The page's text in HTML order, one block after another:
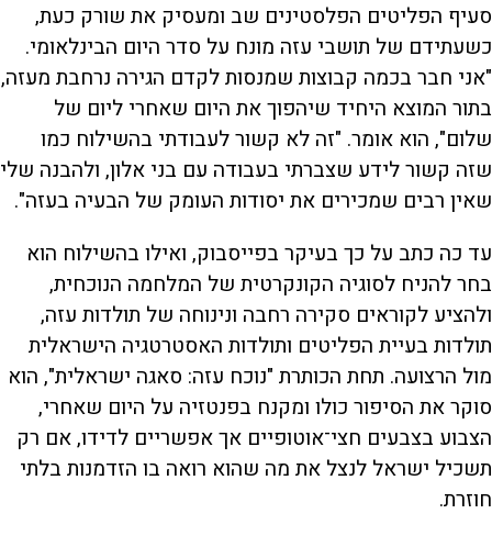
סעיף הפליטים הפלסטינים שב ומעסיק את שורק כעת,
כשעתידם של תושבי עזה מונח על סדר היום הבינלאומי.
"אני חבר בכמה קבוצות שמנסות לקדם הגירה נרחבת מעזה,
בתור המוצא היחיד שיהפוך את היום שאחרי ליום של
שלום", הוא אומר. "זה לא קשור לעבודתי בהשילוח כמו
שזה קשור לידע שצברתי בעבודה עם בני אלון, ולהבנה שלי
שאין רבים שמכירים את יסודות העומק של הבעיה בעזה".
עד כה כתב על כך בעיקר בפייסבוק, ואילו בהשילוח הוא
בחר להניח לסוגיה הקונקרטית של המלחמה הנוכחית,
ולהציע לקוראים סקירה רחבה ונינוחה של תולדות עזה,
תולדות בעיית הפליטים ותולדות האסטרטגיה הישראלית
מול הרצועה. תחת הכותרת "נוכח עזה: סאגה ישראלית", הוא
סוקר את הסיפור כולו ומקנח בפנטזיה על היום שאחרי,
הצבוע בצבעים חצי־אוטופיים אך אפשריים לדידו, אם רק
תשכיל ישראל לנצל את מה שהוא רואה בו הזדמנות בלתי
חוזרת.